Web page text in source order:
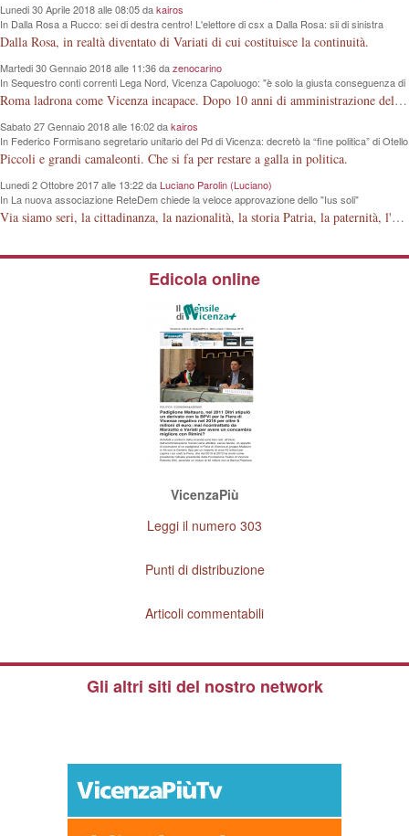
Lunedi 30 Aprile 2018 alle 08:05 dakairos
In Dalla Rosa a Rucco: sei di destra centro! L'elettore di csx a Dalla Rosa: sii di sinistra
centro!
Dalla Rosa, in realtà diventato di Variati di cui costituisce la continuità.
Martedi 30 Gennaio 2018 alle 11:36 dazenocarino
In Sequestro conti correnti Lega Nord, Vicenza Capoluogo: "è solo la giusta conseguenza di
un modo sbagliato di intendere la politica"
Roma ladrona come Vicenza incapace. Dopo 10 anni di amministrazione della nostra Città, questi signori guardano la lontana "luna e non il dito", che hanno davanti agli occhi.
Sabato 27 Gennaio 2018 alle 16:02 dakairos
In Federico Formisano segretario unitario del Pd di Vicenza: decretò la “fine politica” di Otello
Dalla Rosa, ora lo accompagnerà per le amministrative 2018
Piccoli e grandi camaleonti. Che si fa per restare a galla in politica.
Lunedi 2 Ottobre 2017 alle 13:22 daLuciano Parolin (Luciano)
In La nuova associazione ReteDem chiede la veloce approvazione dello "Ius soli"
Via siamo seri, la cittadinanza, la nazionalità, la storia Patria, la paternità, l'articolo 29 della Costituzione della Repubblica Italiana, è fatta dagli Italiani ! Mio bisnonno, poi mio nonno, poi mio padre, in 150 anni, hanno costruito la Nazione Italiana. La Guerra 15-18 con milioni di morti a cosa è servita? A niente ? Dove erano i Nostri sapientoni nel 1848, dove erano nel 1915 e via discorrendo? Si deve o meno essere orgogliosi di appartenere alla STIRPE ITALIANA ? Siamo orgogliosi o no della FERRARI italiana ? Lo Ius solo, è una piccola porcheria "elettorale" che modifica la stessa struttura Familiare prevista dalla Costituzione. Come si fa a regalare 2000 anni di Storia ai cittadini (?) islamici, senza rendersi conto della evoluzione dei tempi, dei fatti, e di quanto questi Ci Odiano! Amen.
Edicola online
VicenzaPiù
Leggi il numero 303
Punti di distribuzione
Articoli commentabili
Gli altri siti del nostro network